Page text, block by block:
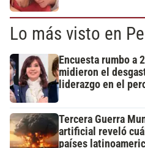
Lo más visto en
Encuesta rumbo a
midieron el
liderazgo en el
Tercera Guerra
artificial reveló
países